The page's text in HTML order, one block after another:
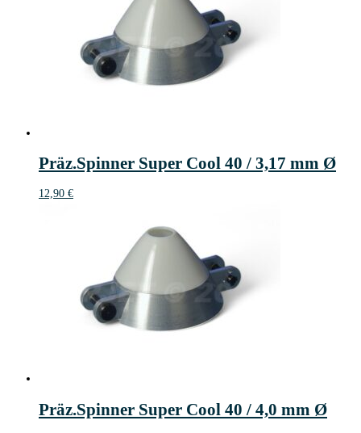
Präz.Spinner Super Cool 40 / 3,17 mm Ø
12,90 €
Präz.Spinner Super Cool 40 / 4,0 mm Ø